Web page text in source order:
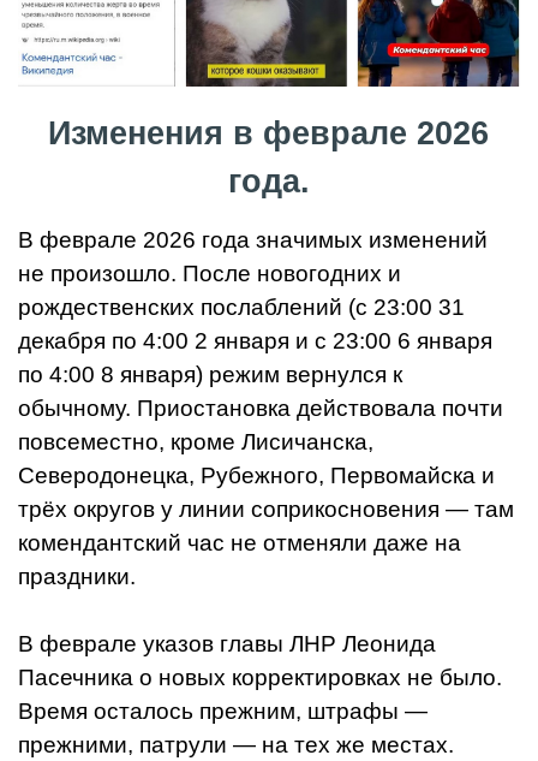
Изменения в феврале 2026
года.
В феврале 2026 года значимых изменений
не произошло. После новогодних и
рождественских послаблений (с 23:00 31
декабря по 4:00 2 января и с 23:00 6 января
по 4:00 8 января) режим вернулся к
обычному. Приостановка действовала почти
повсеместно, кроме Лисичанска,
Северодонецка, Рубежного, Первомайска и
трёх округов у линии соприкосновения — там
комендантский час не отменяли даже на
праздники.
В феврале указов главы ЛНР Леонида
Пасечника о новых корректировках не было.
Время осталось прежним, штрафы —
прежними, патрули — на тех же местах.